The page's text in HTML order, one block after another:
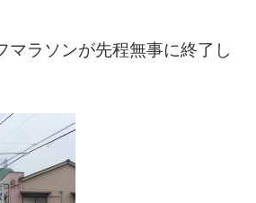
マラソンが先程無事に終了し